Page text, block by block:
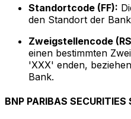
Standortcode (FF):
den Standort der
Zweigstellencode
einen bestimmten
'XXX' enden,
Bank.
BNP PARIBAS